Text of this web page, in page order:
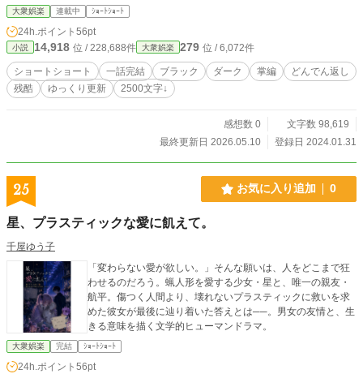
録
大衆娯楽 連載中 ｼｮｰﾄｼｮｰﾄ
24h.ポイント 56pt
小説 14,918 位 / 228,688件 大衆娯楽 279 位 / 6,072件
ショートショート 一話完結 ブラック ダーク 掌編
どんでん返し
残酷
ゆっくり更新 2500文字↓
感想数 0
文字数 98,619
最終更新日 2026.05.10
登録日 2024.01.31
25 お気に入り追加 0
星、プラスティックな愛に飢えて。
千屋ゆう子
「変わらない愛が欲しい。」そんな願いは、人をどこまで狂
わせるのだろう。蝋人形を愛する少女・星と、唯一の親友・
航平。傷つく人間より、壊れないプラスティックに救いを求
めた彼女が最後に辿り着いた答えとは──。男女の友情と、生
きる意味を描く文学的ヒューマンドラマ。
大衆娯楽 完結 ｼｮｰﾄｼｮｰﾄ
24h.ポイント 56pt